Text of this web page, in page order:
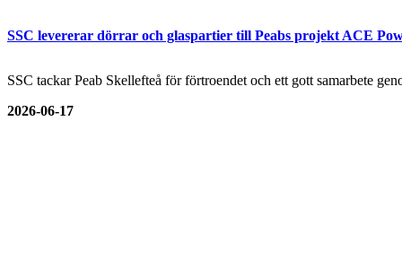
SSC levererar dörrar och glaspartier till Peabs projekt ACE
SSC tackar Peab Skellefteå för förtroendet och ett gott samarbete
2026-06-17